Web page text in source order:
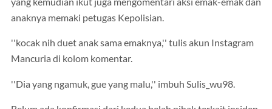
anaknya memaki petugas Kepolisian.
''kocak nih duet anak sama emaknya,'' tulis akun Instagram
Mancuria di kolom komentar.
''Dia yang ngamuk, gue yang malu,'' imbuh Sulis_wu98.